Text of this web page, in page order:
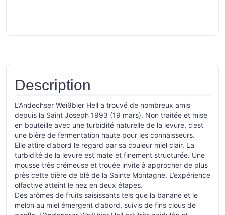
Description
L’Andechser Weißbier Hell a trouvé de nombreux amis
depuis la Saint Joseph 1993 (19 mars). Non traitée et mise
en bouteille avec une turbidité naturelle de la levure, c’est
une bière de fermentation haute pour les connaisseurs.
Elle attire d’abord le regard par sa couleur miel clair. La
turbidité de la levure est mate et finement structurée. Une
mousse très crémeuse et trouée invite à approcher de plus
près cette bière de blé de la Sainte Montagne. L’expérience
olfactive atteint le nez en deux étapes.
Des arômes de fruits saisissants tels que la banane et le
melon au miel émergent d’abord, suivis de fins clous de